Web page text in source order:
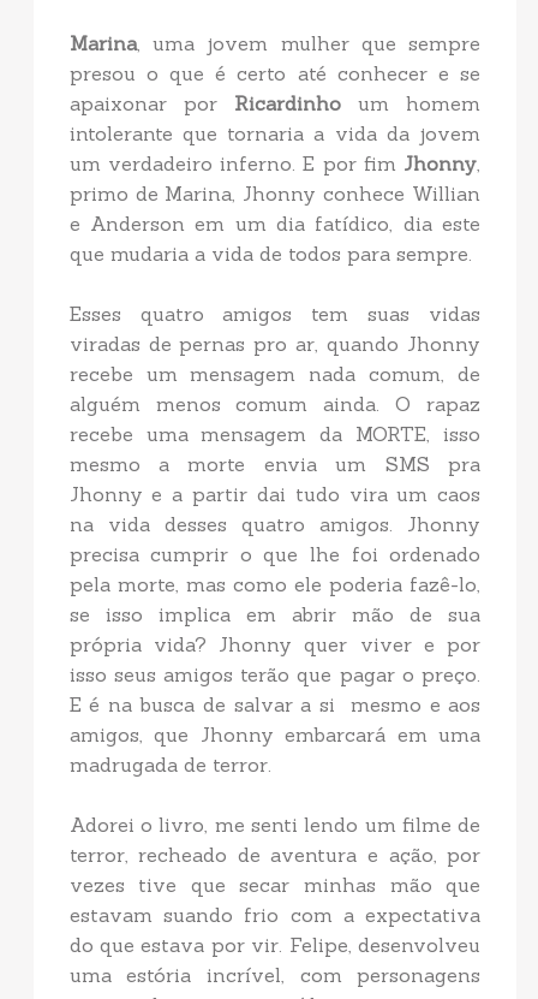
Marina, uma jovem mulher que sempre
presou o que é certo até conhecer e se
apaixonar por Ricardinhoum homem
intolerante que tornaria a vida da jovem
um verdadeiro inferno. E por fim Jhonny,
primo de Marina, Jhonny conhece Willian
e Anderson em um dia fatídico, dia este
que mudaria a vida de todos para sempre.
Esses quatro amigos tem suas vidas
viradas de pernas pro ar, quando Jhonny
recebe um mensagem nada comum, de
alguém menos comum ainda. O rapaz
recebe uma mensagem da MORTE, isso
mesmo a morte envia um SMS pra
Jhonny e a partir dai tudo vira um caos
na vida desses quatro amigos. Jhonny
precisa cumprir o que lhe foi ordenado
pela morte, mas como ele poderia fazê-lo,
se isso implica em abrir mão de sua
própria vida? Jhonny quer viver e por
isso seus amigos terão que pagar o preço.
E é na busca de salvar a si mesmo e aos
amigos, que Jhonny embarcará em uma
madrugada de terror.
Adorei o livro, me senti lendo um filme de
terror, recheado de aventura e ação, por
vezes tive que secar minhas mão que
estavam suando frio com a expectativa
do que estava por vir. Felipe, desenvolveu
uma estória incrível, com personagens